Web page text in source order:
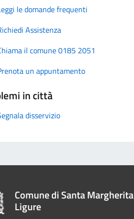
le domande frequenti
Assistenza
il comune 0185 2051
un appuntamento
in città
disservizio
Comune di Santa Margherita
Ligure